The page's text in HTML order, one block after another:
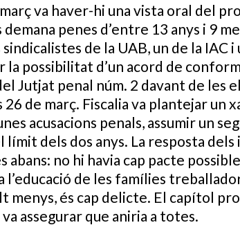
va haver-hi una vista oral del
penes d’entre 13 anys i 9
de la UAB, un de la IAC
possibilitat d’un acord de
Jutjat penal núm. 2 davant de les
de març. Fiscalia va plantejar un
acusacions penals, assumir un
límit dels dos anys. La resposta dels
abans: no hi havia cap pacte
l’educació de les famílies
menys, és cap delicte. El capítol
assegurar que aniria a totes.